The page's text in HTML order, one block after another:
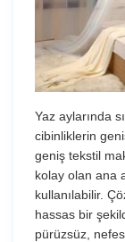
Yaz aylarında
cibinliklerin
geniş tekstil
kolay olan ana
kullanılabilir.
hassas bir
pürüzsüz,